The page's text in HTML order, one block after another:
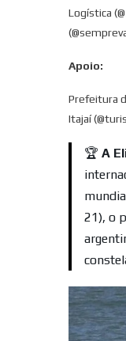
Logística
Apoio:
Prefeitura
Itajaí
🏆 A
21), o